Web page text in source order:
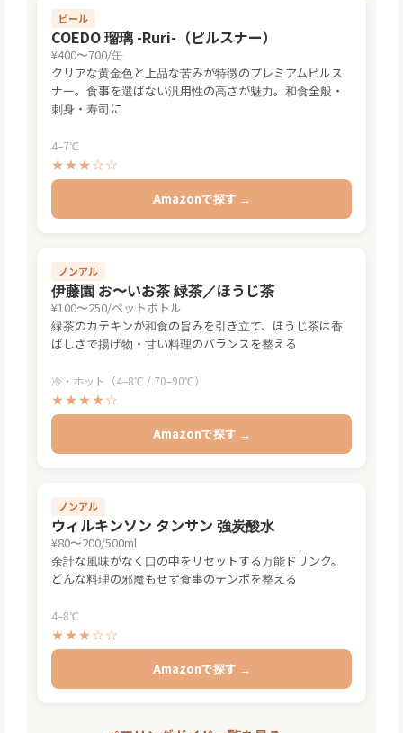
ビール
COEDO 瑠璃 -Ruri-（ピルスナー）
¥400〜700/缶
クリアな黄金色と上品な苦みが特徴のプレミアムピルス
ナー。食事を選ばない汎用性の高さが魅力。和食全般・
刺身・寿司に
4–7℃
★★★☆☆
Amazonで探す →
ノンアル
伊藤園 お〜いお茶 緑茶／ほうじ茶
¥100〜250/ペットボトル
緑茶のカテキンが和食の旨みを引き立て、ほうじ茶は香
ばしさで揚げ物・甘い料理のバランスを整える
冷・ホット（4–8℃ / 70–90℃）
★★★★☆
Amazonで探す →
ノンアル
ウィルキンソン タンサン 強炭酸水
¥80〜200/500ml
余計な風味がなく口の中をリセットする万能ドリンク。
どんな料理の邪魔もせず食事のテンポを整える
4–8℃
★★★☆☆
Amazonで探す →